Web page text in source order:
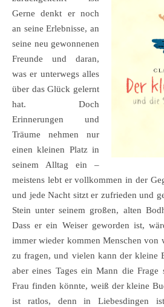
Gerne denkt er noch
an seine Erlebnisse, an
seine neu gewonnenen
Freunde und daran,
was er unterwegs alles
über das Glück gelernt
hat. Doch
Erinnerungen und
Träume nehmen nur
einen kleinen Platz in
seinem Alltag ein –
meistens lebt er vollkommen in der
und jede Nacht sitzt er zufrieden und
Stein unter seinem großen, alten
Dass er ein Weiser geworden ist,
immer wieder kommen Menschen von
zu fragen, und vielen kann der kleine
aber eines Tages ein Mann die
Frau finden könnte, weiß der kleine
ist ratlos, denn in Liebesdingen